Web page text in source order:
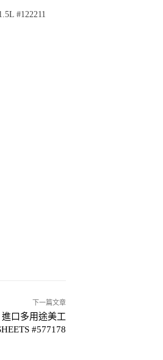
#122211
下一篇文章
進口多用途美工
#577178